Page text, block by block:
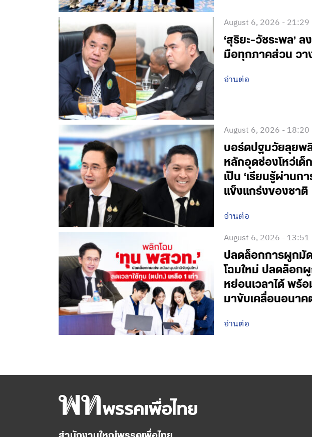
August 6, 2026 - 21:29
‘สุริยะ-วัชระพล’
มือทุกภาคส่วน วา
อ่านต่อ
August 6, 2026 - 18:20
บอร์ดปฐมวัยลุยพลิ
หลักอุดช่องโหว่เด็
เป็น ‘เรียนรู้ผ่าน
แข็งแกร่งของชาติ
อ่านต่อ
August 6, 2026 - 13:51
ปลดล็อกการผูกมั
โฉมใหม่ ปลดล็อก
หย่อนเวลาได้ พร้
มาขับเคลื่อนอนาค
อ่านต่อ